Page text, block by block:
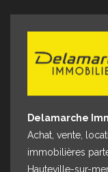
Delamarche
Achat, vente,
immobilières
Hauteville-sur-